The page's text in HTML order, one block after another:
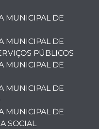
MUNICIPAL DE
MUNICIPAL DE
PÚBLICOS
MUNICIPAL DE
MUNICIPAL DE
MUNICIPAL DE
SOCIAL